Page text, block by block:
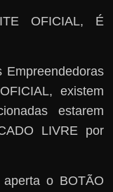
OFICIAL, É
Empreendedoras
existem
estarem
LIVRE por
o BOTÃO